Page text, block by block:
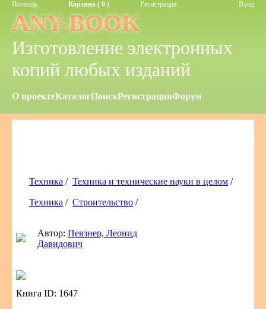
Помощь Корзина ( 0 ) Регистрация Вход
ANY-BOOK
Изготовление электронных
копий любых изданий
О проектеКаталогПоискРегистрацияФорум
Техника / Техника и технические науки в целом /
Техника / Строительство /
Автор:Певзнер, Леонид
Давидович
Книга ID: 1647